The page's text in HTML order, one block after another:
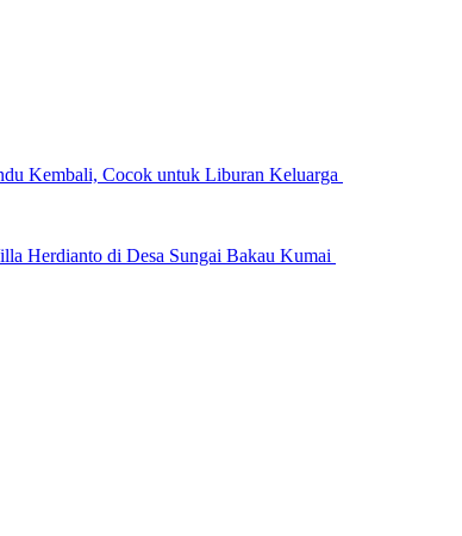
Kembali, Cocok untuk Liburan Keluarga
Herdianto di Desa Sungai Bakau Kumai